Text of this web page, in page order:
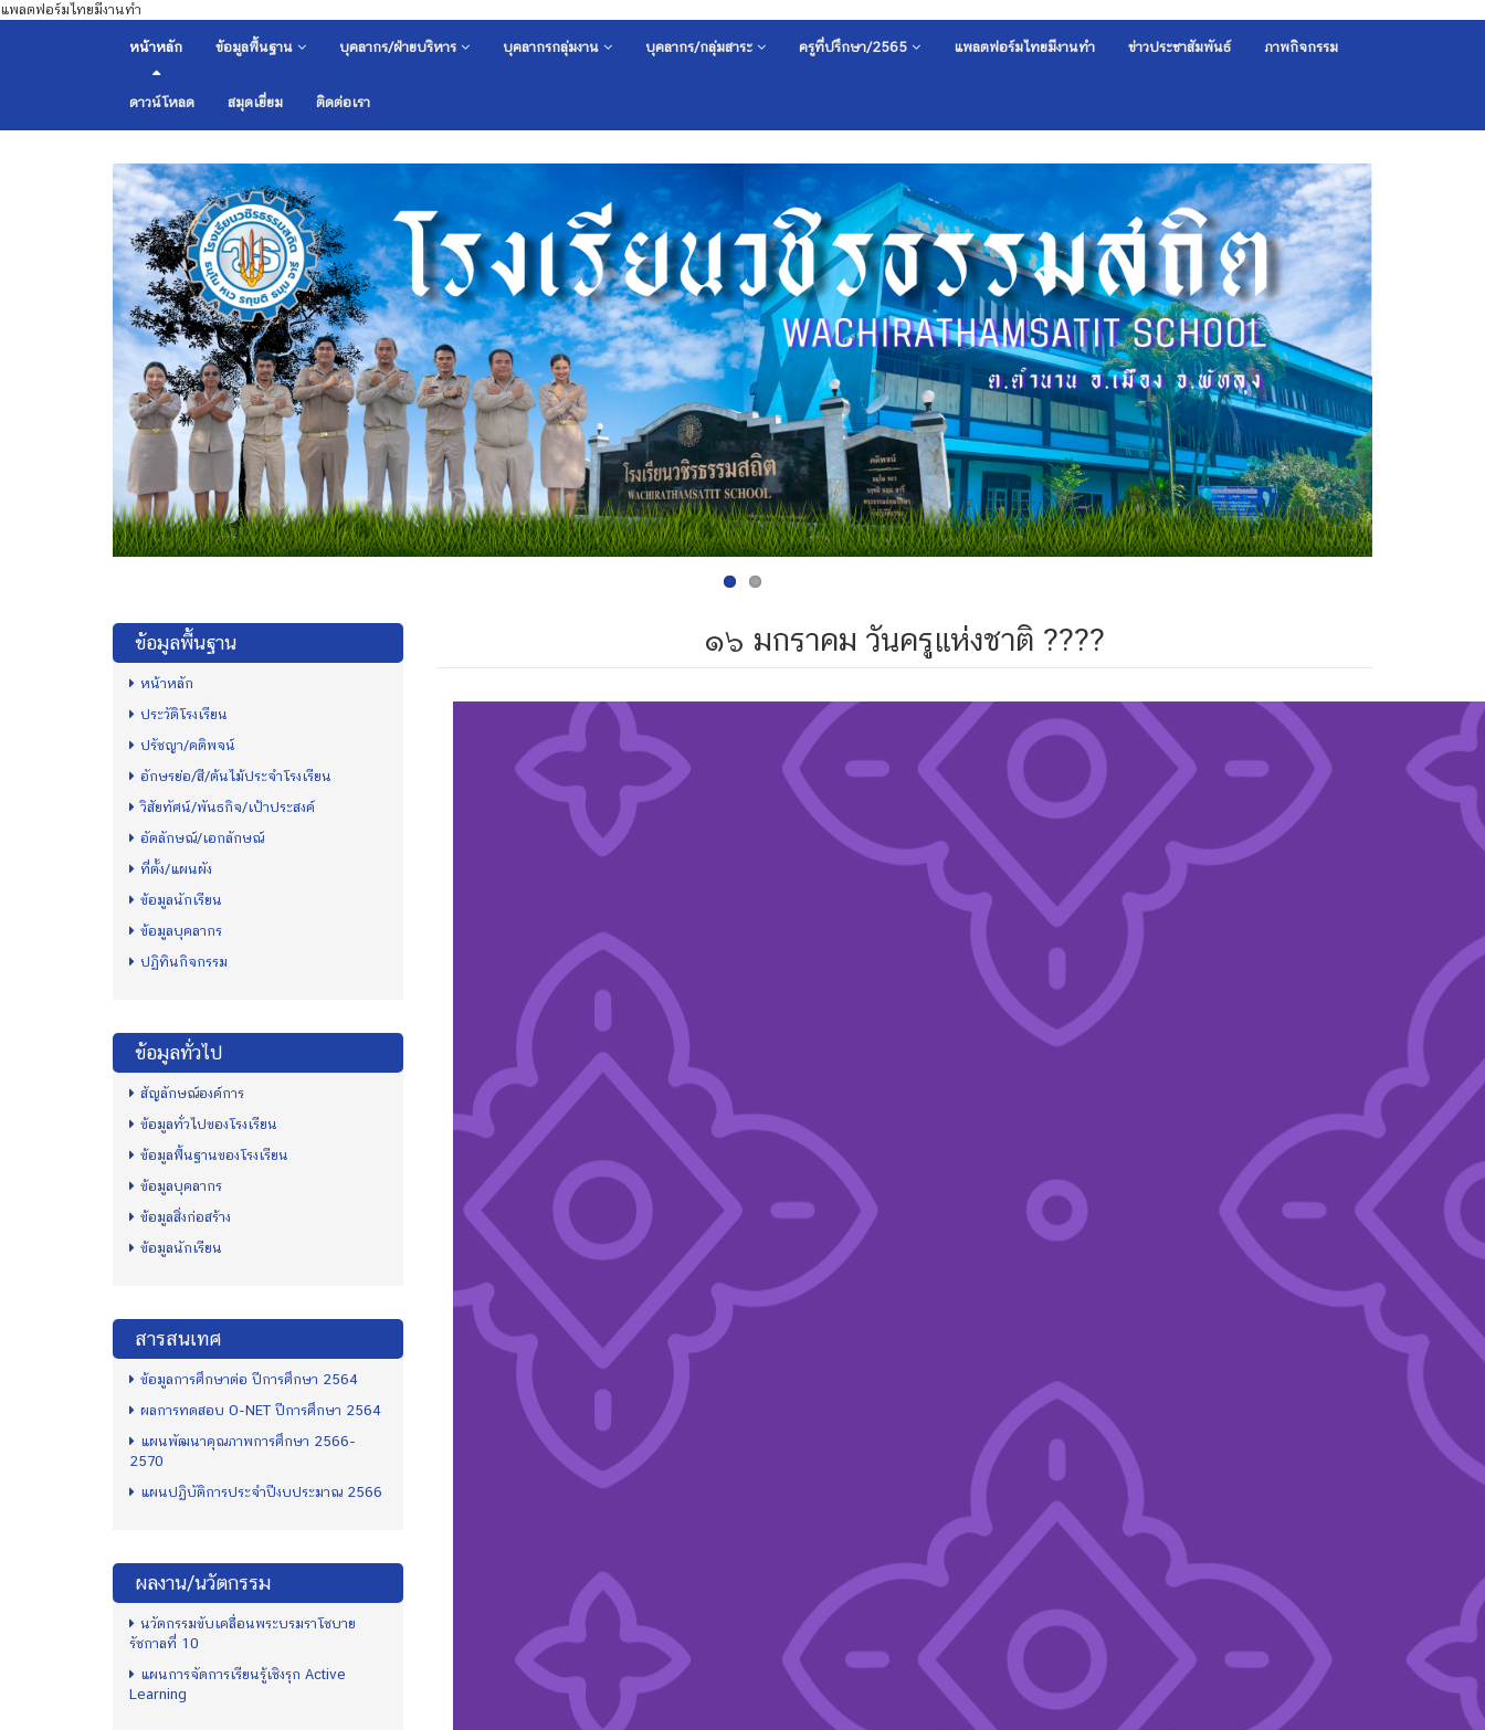
แพลตฟอร์มไทยมีงานทำ
หน้าหลัก ข้อมูลพื้นฐาน บุคลากร/ฝ่ายบริหาร บุคลากรกลุ่มงาน บุคลากร/กลุ่มสาระ ครูที่ปรึกษา/2565 แพลตฟอร์มไทยมีงานทำ ข่าวประชาสัมพันธ์ ภาพกิจกรรม
ดาวน์โหลด สมุดเยี่ยม ติดต่อเรา
ข้อมูลพื้นฐาน
หน้าหลัก
ประวัติโรงเรียน
ปรัชญา/คติพจน์
อักษรย่อ/สี/ต้นไม้ประจำโรงเรียน
วิสัยทัศน์/พันธกิจ/เป้าประสงค์
อัตลักษณ์/เอกลักษณ์
ที่ตั้ง/แผนผัง
ข้อมูลนักเรียน
ข้อมูลบุคลากร
ปฏิทินกิจกรรม
ข้อมูลทั่วไป
สัญลักษณ์องค์การ
ข้อมูลทั่วไปของโรงเรียน
ข้อมูลพื้นฐานของโรงเรียน
ข้อมูลบุคลากร
ข้อมูลสิ่งก่อสร้าง
ข้อมูลนักเรียน
สารสนเทศ
ข้อมูลการศึกษาต่อ ปีการศึกษา 2564
ผลการทดสอบ O-NET ปีการศึกษา 2564
แผนพัฒนาคุณภาพการศึกษา 2566-
2570
แผนปฏิบัติการประจำปีงบประมาณ 2566
ผลงาน/นวัตกรรม
นวัตกรรมขับเคลื่อนพระบรมราโชบาย
รัชกาลที่ 10
แผนการจัดการเรียนรู้เชิงรุก Active
Learning
๑๖ มกราคม วันครูแห่งชาติ ????